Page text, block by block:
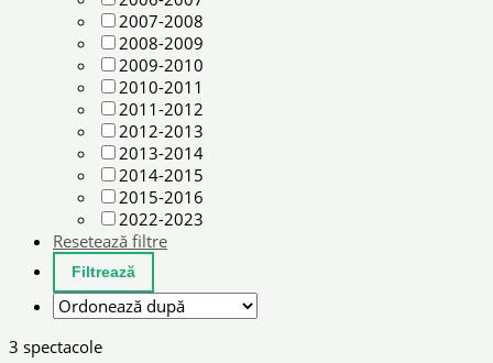
2007-2008
2008-2009
2009-2010
2010-2011
2011-2012
2012-2013
2013-2014
2014-2015
2015-2016
2022-2023
Resetează filtre
3 spectacole